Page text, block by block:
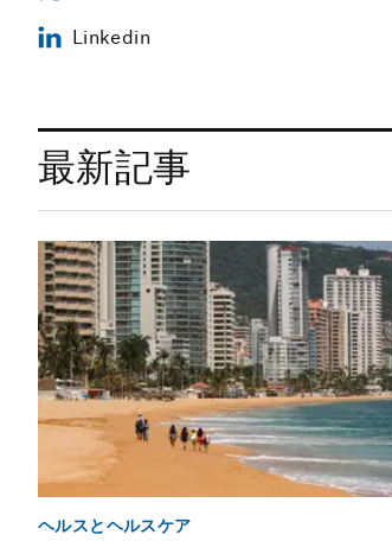
Linkedin
最新記事
ヘルスとヘルスケア